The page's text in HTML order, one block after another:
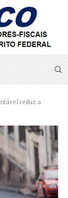
reduz a